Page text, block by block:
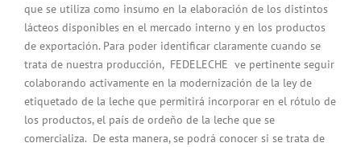
que se utiliza como insumo en la elaboración de los distintos
lácteos disponibles en el mercado interno y en los productos
de exportación. Para poder identificar claramente cuando se
trata de nuestra producción, FEDELECHE ve pertinente seguir
colaborando activamente en la modernización de la ley de
etiquetado de la leche que permitirá incorporar en el rótulo de
los productos, el país de ordeño de la leche que se
comercializa. De esta manera, se podrá conocer si se trata de